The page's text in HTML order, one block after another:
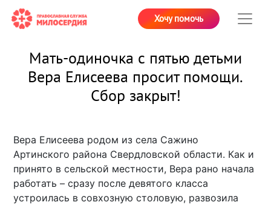
Хочу помочь
Мать-одиночка с пятью детьми
Вера Елисеева просит помощи.
Сбор закрыт!
Вера Елисеева родом из села Сажино
Артинского района Свердловской области. Как и
принято в сельской местности, Вера рано начала
работать – сразу после девятого класса
устроилась в совхозную столовую, развозила